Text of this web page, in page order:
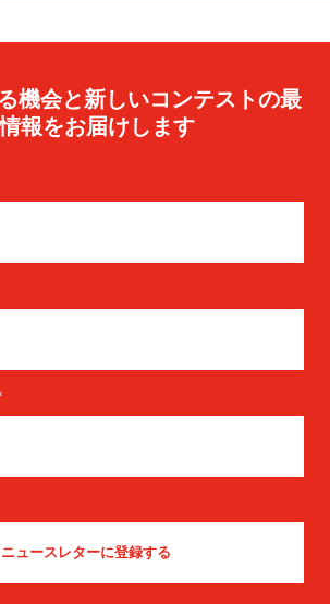
機会と新しいコンテストの最
報をお届けします